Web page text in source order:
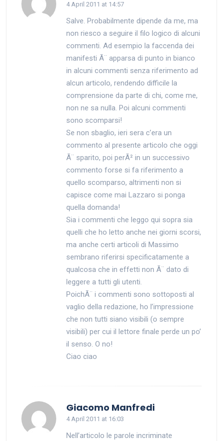
4 April 2011 at 14:57
Salve. Probabilmente dipende da me, ma
non riesco a seguire il filo logico di alcuni
commenti. Ad esempio la faccenda dei
manifesti Ã¨ apparsa di punto in bianco
in alcuni commenti senza riferimento ad
alcun articolo, rendendo difficile la
comprensione da parte di chi, come me,
non ne sa nulla. Poi alcuni commenti
sono scomparsi!
Se non sbaglio, ieri sera c’era un
commento al presente articolo che oggi
Ã¨ sparito, poi perÃ² in un successivo
commento forse si fa riferimento a
quello scomparso, altrimenti non si
capisce come mai Lazzaro si ponga
quella domanda!
Sia i commenti che leggo qui sopra sia
quelli che ho letto anche nei giorni scorsi,
ma anche certi articoli di Massimo
sembrano riferirsi specificatamente a
qualcosa che in effetti non Ã¨ dato di
leggere a tutti gli utenti.
PoichÃ¨ i commenti sono sottoposti al
vaglio della redazione, ho l’impressione
che non tutti siano visibili (o sempre
visibili) per cui il lettore finale perde un po’
il senso. O no!
Ciao ciao
Giacomo Manfredisays:
4 April 2011 at 16:03
Nell’articolo le parole incriminate